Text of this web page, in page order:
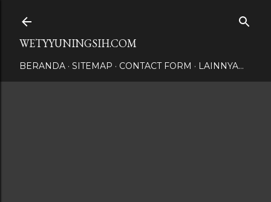
WETYYUNINGSIH.COM
BERANDA SITEMAP CONTACT FORM LAINNYA…